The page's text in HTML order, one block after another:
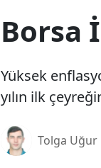
Borsa
Yüksek
yılın ilk
Tolga Uğur